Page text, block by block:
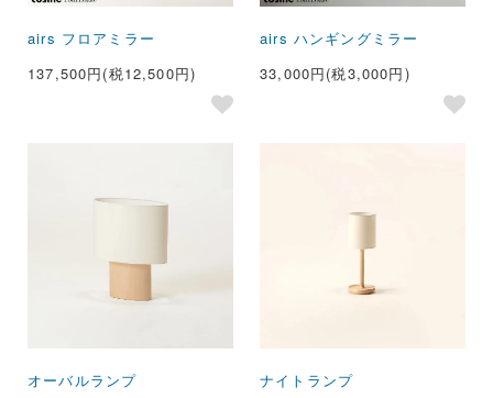
airs フロアミラー
137,500円(税12,500円)
airs ハンギングミラー
33,000円(税3,000円)
オーバルランプ ナイトランプ